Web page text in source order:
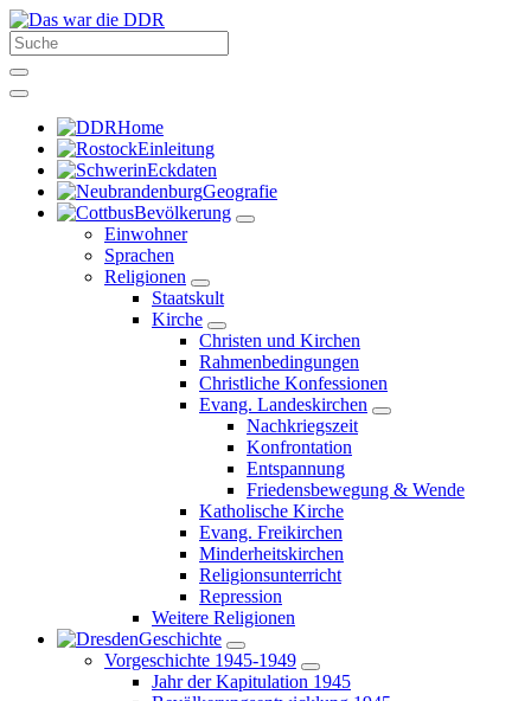
Home
Einleitung
Eckdaten
Geografie
Bevölkerung
Einwohner
Sprachen
Religionen
Staatskult
Kirche
Christen und Kirchen
Rahmenbedingungen
Christliche Konfessionen
Evang. Landeskirchen
Nachkriegszeit
Konfrontation
Entspannung
Friedensbewegung & Wende
Katholische Kirche
Evang. Freikirchen
Minderheitskirchen
Religionsunterricht
Repression
Weitere Religionen
Geschichte
Vorgeschichte 1945-1949
Jahr der Kapitulation 1945